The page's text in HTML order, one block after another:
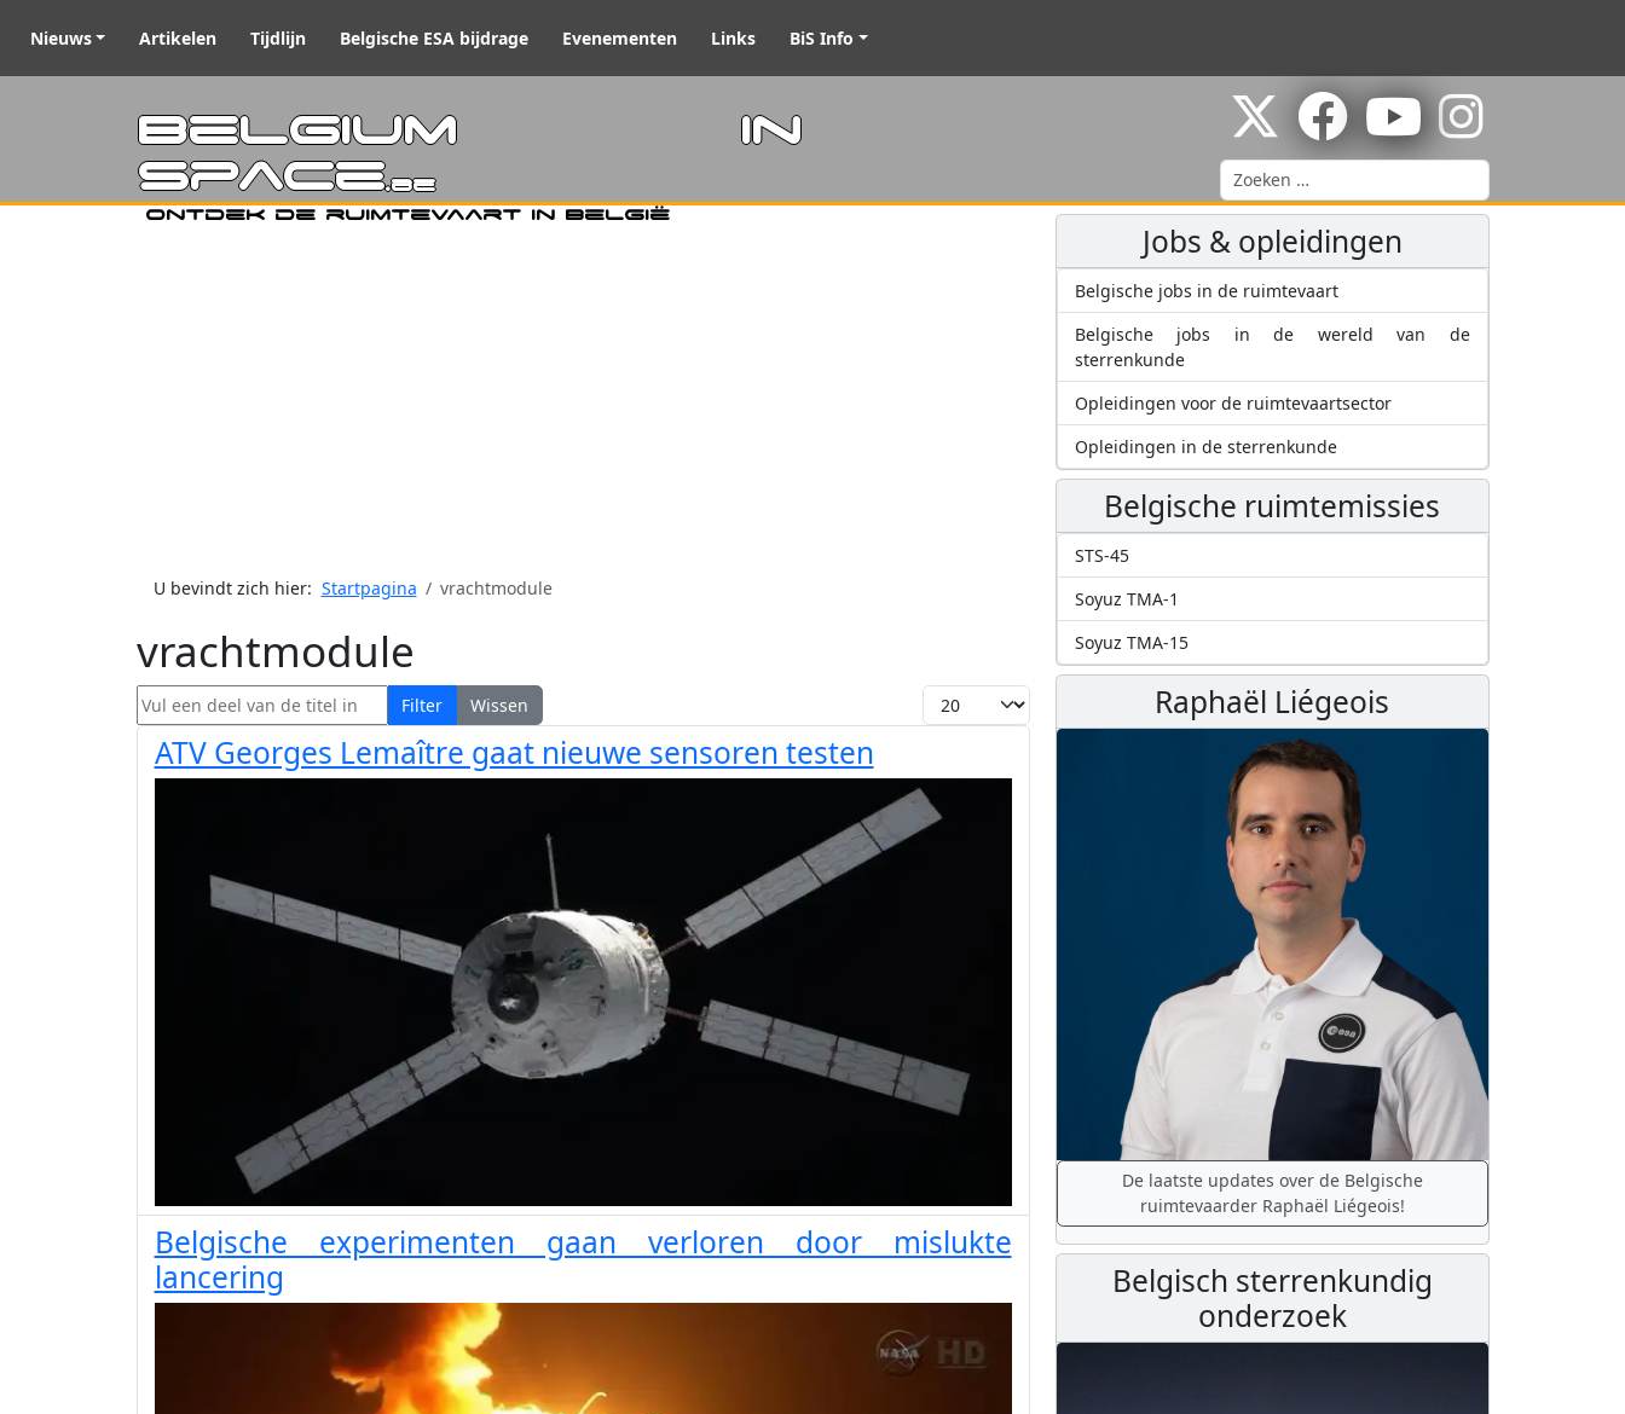
Nieuws Artikelen Tijdlijn Belgische ESA bijdrage Evenementen Links BiS Info
Belgium in
Space.be
Ontdek de ruimtevaart in België
Zoeken
U bevindt zich hier: Startpagina vrachtmodule
vrachtmodule
Vul een deel van de titel in Filter Wissen Toon #
ATV Georges Lemaître gaat nieuwe sensoren testen
Belgische experimenten gaan verloren door mislukte
lancering
Jobs & opleidingen
Belgische jobs in de ruimtevaart
Belgische jobs in de wereld van de
sterrenkunde
Opleidingen voor de ruimtevaartsector
Opleidingen in de sterrenkunde
Belgische ruimtemissies
STS-45
Soyuz TMA-1
Soyuz TMA-15
Raphaël Liégeois
De laatste updates over de Belgische
ruimtevaarder Raphaël Liégeois!
Belgisch sterrenkundig
onderzoek